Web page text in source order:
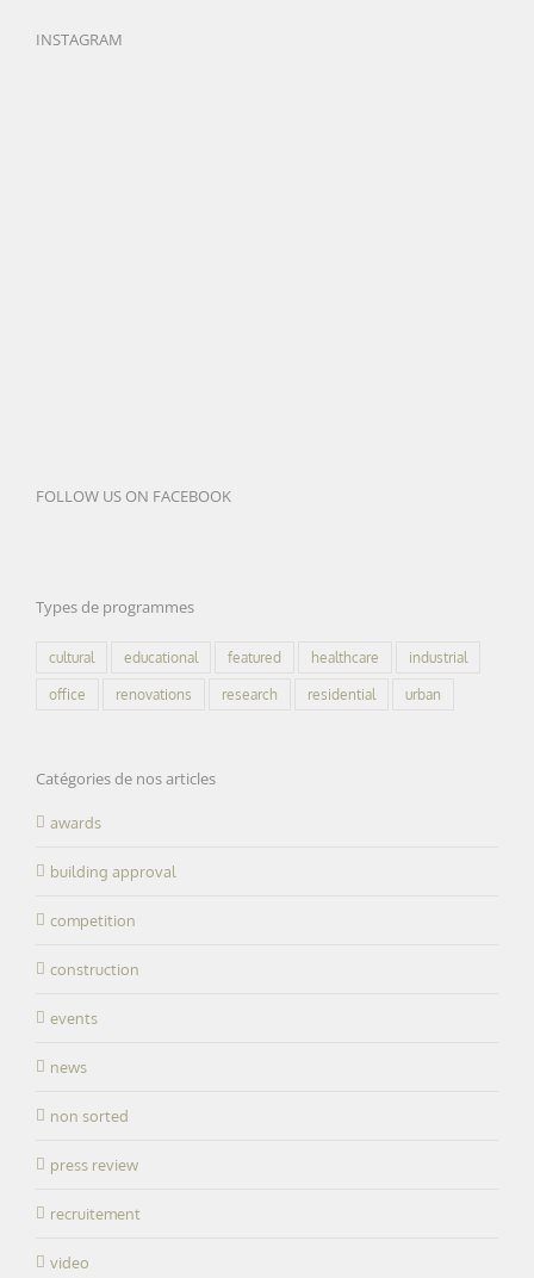
INSTAGRAM
FOLLOW US ON FACEBOOK
Types de programmes
cultural educational featured healthcare industrial
office renovations research residential urban
Catégories de nos articles
awards
building approval
competition
construction
events
news
non sorted
press review
recruitement
video